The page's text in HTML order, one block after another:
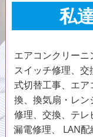
私
エアコンクリーニ
スイッチ修理、
式切替工事、エ
換、換気扇・レ
修理、交換、テレ
漏電修理、 LAN